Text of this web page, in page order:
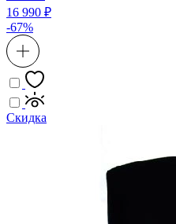
16 990 ₽
-67%
Скидка